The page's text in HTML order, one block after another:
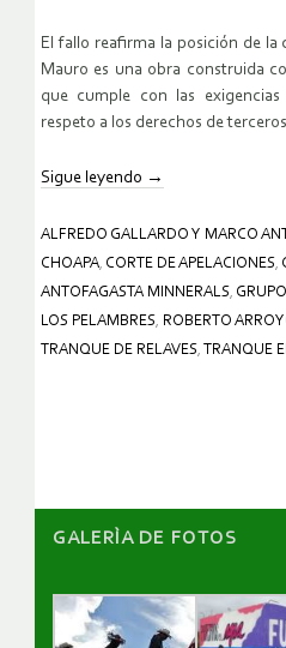
El fallo reafirma la posición de la
Mauro es una obra construida
que cumple con las
respeto a los derechos de
Sigue leyendo →
ALFREDO GALLARDO Y MARCO
CHOAPA, CORTE DE APELACIONES,
ANTOFAGASTA MINNERALS,
LOS PELAMBRES, ROBERTO
TRANQUE DE RELAVES, TRANQUE
GALERÌA DE FOTOS